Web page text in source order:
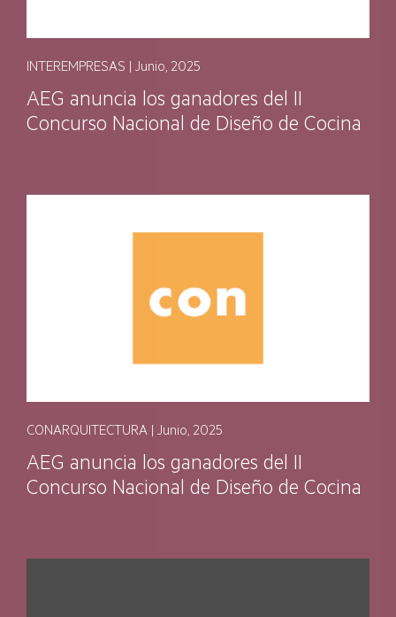
INTEREMPRESAS | Junio, 2025
AEG anuncia los ganadores del II
Concurso Nacional de Diseño de Cocina
CONARQUITECTURA | Junio, 2025
AEG anuncia los ganadores del II
Concurso Nacional de Diseño de Cocina